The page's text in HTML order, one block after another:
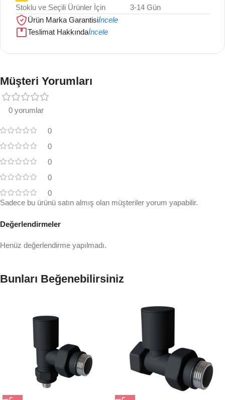
Stoklu ve Seçili Ürünler İçin
3-14 Gün
Ürün Marka Garantisiİncele
Teslimat Hakkındaİncele
Müşteri Yorumları
0 yorumlar
0
0
0
0
0
Değerlendirmeler
Henüz değerlendirme yapılmadı.
Sadece bu ürünü satın almış olan müşteriler yorum yapabilir.
Bunları Beğenebilirsiniz